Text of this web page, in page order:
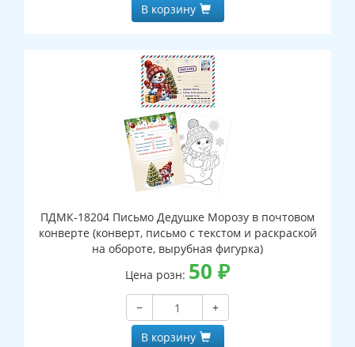
В корзину
ПДМК-18204 Письмо Дедушке Морозу в почтовом
конверте (конверт, письмо с текстом и раскраской
на обороте, вырубная фигурка)
Цена розн: 50 ₽
−
+
В корзину